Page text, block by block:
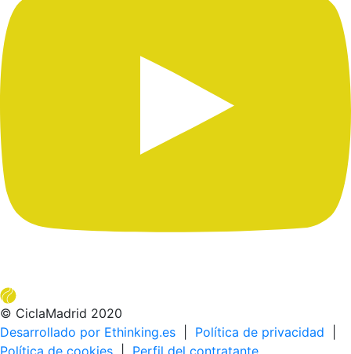
© CiclaMadrid 2020
Desarrollado por Ethinking.es
Política de privacidad